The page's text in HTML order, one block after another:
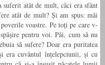
suferit atât de mult, căci era sfânt
atât de mult? Și am spus: măi
voastre. Pe toți pe care v-
pentru voi. Păi, cum să nu
să sufere? Doar era puritatea
era cuvântul înțelepciunii, și cu